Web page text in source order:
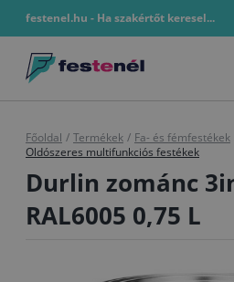
festenel.hu - Ha szakértőt keresel...
Főoldal / Termékek / Fa- és fémfestékek
Oldószeres multifunkciós festékek
Durlin zománc
RAL6005 0,75 L